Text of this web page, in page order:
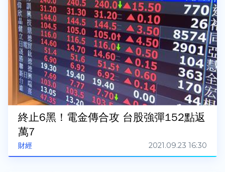
財經
終止6黑！電金傳合攻 台股強彈152點返
萬7
2021.09.23 16:30